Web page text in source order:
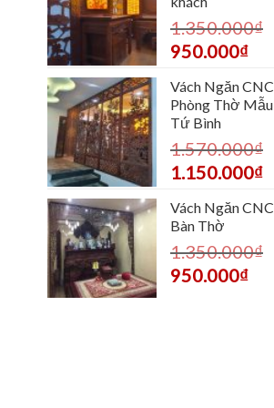
1.350.000₫
950.000₫
Vách Ngăn CNC
Phòng Thờ Mẫu
Tứ Bình
1.570.000₫
1.150.000₫
Vách Ngăn CNC
Bàn Thờ
1.350.000₫
950.000₫